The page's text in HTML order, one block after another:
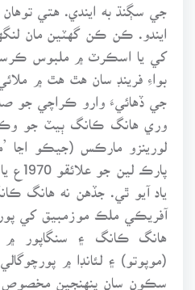
جي سڳنڌ به ايندي. هتي
ايندو. ڪن ڪن گهٽين مان
کي يا اسڪرٽ ۾ ملبوس
بواءِ فرينڊ سان هٿ هٿ ۾
جي ڏهائيءَ وارو ڪراچي جو
وري هانگ ڪانگ ٻيٽ جو
لورينزو مارڪس (جيڪو اڃا
پارڪ
ياد آيو ٿي. جڏهن نه هانگ
آفريڪي ملڪ موزمبيق کي
هانگ ڪانگ ۽ سنگاپور ۾
(موپوتو) ۽ لئانڊا ۾
سڪون سان پنهنجين مخصوص